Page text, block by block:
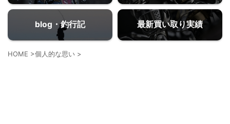
blog・釣行記 最新買い取り実績
HOME >個人的な思い >